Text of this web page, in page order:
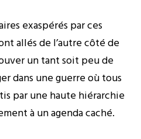
exaspérés par ces
allés de l’autre côté de
un tant soit peu de
dans une guerre où tous
par une haute hiérarchie
à un agenda caché.